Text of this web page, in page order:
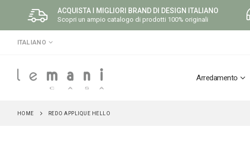
ACQUISTA I MIGLIORI BRAND DI DESIGN ITALIANO
Scopri un ampio catalogo di prodotti 100% originali
LINGUA
ITALIANO
Arredamento
HOME REDO APPLIQUE HELLO